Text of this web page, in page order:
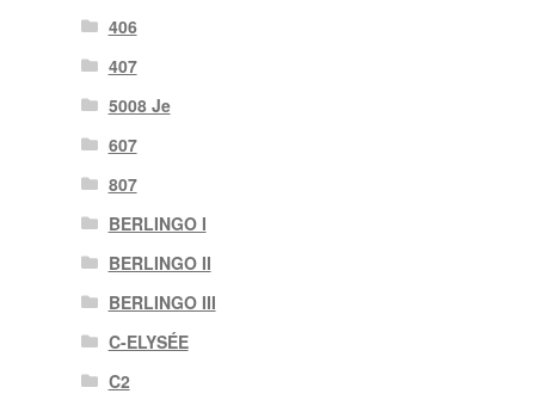
406
407
5008 Je
607
807
BERLINGO I
BERLINGO II
BERLINGO III
C-ELYSÉE
C2